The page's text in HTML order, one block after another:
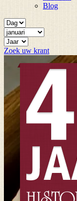
Blog
Zoek uw krant